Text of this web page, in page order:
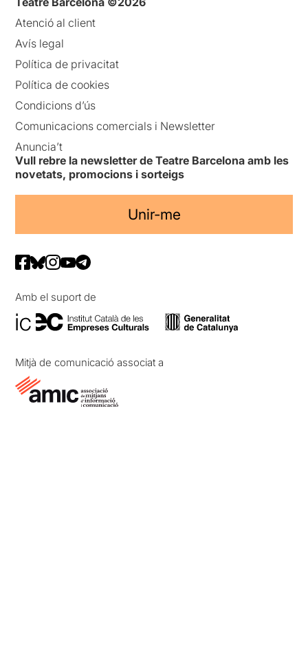
Atenció al client
Avís legal
Política de privacitat
Política de cookies
Condicions d’ús
Comunicacions comercials i Newsletter
Anuncia’t
Vull rebre la newsletter de Teatre Barcelona amb les
novetats, promocions i sorteigs
Unir-me
Amb el suport de
Mitjà de comunicació associat a